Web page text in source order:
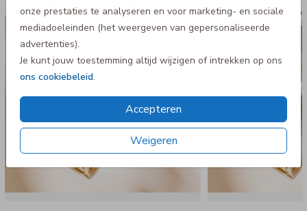
onze prestaties te analyseren en voor marketing- en sociale
mediadoeleinden (het weergeven van gepersonaliseerde
advertenties).
Je kunt jouw toestemming altijd wijzigen of intrekken op ons
ons cookiebeleid.
Accepteren
Weigeren
Wijnetiket